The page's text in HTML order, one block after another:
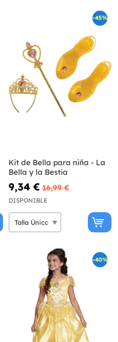
-45%
Kit de Bella para niña - La
Bella y la Bestia
9,34 € 16,99 €
DISPONIBLE
-40%